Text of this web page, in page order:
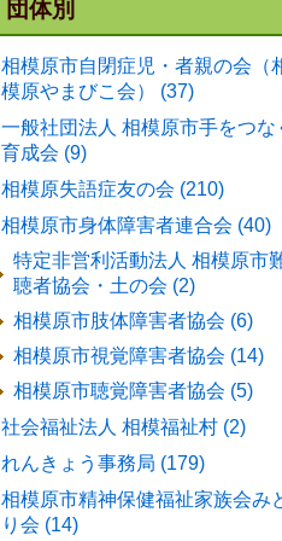
団体別
相模原市自閉症児・者親の会（
模原やまびこ会） (37)
一般社団法人 相模原市手をつな
育成会 (9)
相模原失語症友の会 (210)
相模原市身体障害者連合会 (40)
特定非営利活動法人 相模原市
聴者協会・土の会 (2)
相模原市肢体障害者協会 (6)
相模原市視覚障害者協会 (14)
相模原市聴覚障害者協会 (5)
社会福祉法人 相模福祉村 (2)
れんきょう事務局 (179)
相模原市精神保健福祉家族会み
り会 (14)